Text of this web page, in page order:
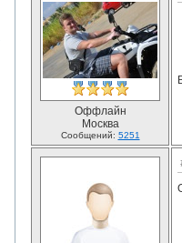
Оффлайн
Москва
Сообщений: 5251